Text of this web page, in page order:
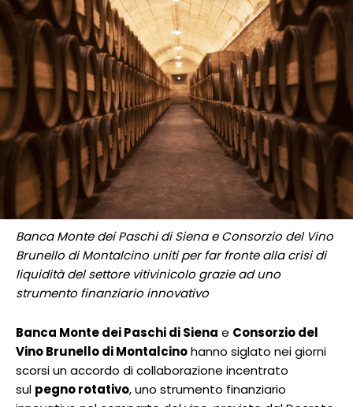
Banca Monte dei Paschi di Siena e Consorzio del Vino
Brunello di Montalcino uniti per far fronte alla crisi di
liquidità del settore vitivinicolo grazie ad uno
strumento finanziario innovativo
Banca Monte dei Paschi di Siena e Consorzio del
Vino Brunello di Montalcinohanno siglato nei giorni
scorsi un accordo di collaborazione incentrato
sul pegno rotativo, uno strumento finanziario